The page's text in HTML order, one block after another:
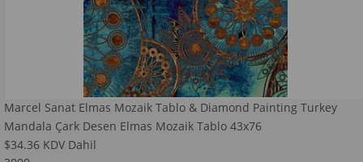
Marcel Sanat Elmas Mozaik Tablo & Diamond Painting Turkey
Mandala Çark Desen Elmas Mozaik Tablo 43x76
$34.36 KDV Dahil